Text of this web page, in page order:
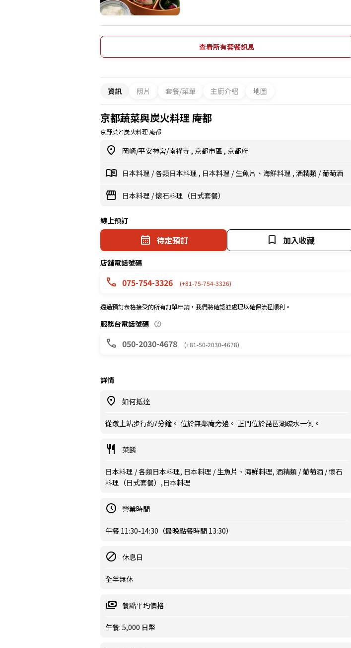
查看所有套餐訊息
資訊 照片 套餐/菜單 主廚介紹 地圖
京都蔬菜與炭火料理 庵都
京野菜と炭火料理 庵都
岡崎/平安神宮/南禪寺 , 京都市區 , 京都府
日本料理 /各類日本料理 , 日本料理 /生魚片、海鮮料理 , 酒精類 /葡萄酒
日本料理 /懷石料理（日式套餐）
線上預訂
待定預訂 加入收藏
店舖電話號碼
075-754-3326 (+81-75-754-3326)
透過預訂表格接受的所有訂單申請，我們將確認並處理以確保流程順利。
服務台電話號碼
050-2030-4678 (+81-50-2030-4678)
詳情
如何抵達
從蹴上站步行約7分鐘。 位於無鄰庵旁邊。 正門位於琵琶湖疏水一側。
菜餚
日本料理 / 各類日本料理, 日本料理 / 生魚片、海鮮料理, 酒精類 / 葡萄酒 / 懷石
料理（日式套餐）,日本料理
營業時間
午餐 11:30-14:30（最晚點餐時間 13:30）
休息日
全年無休
餐點平均價格
午餐: 5,000 日幣